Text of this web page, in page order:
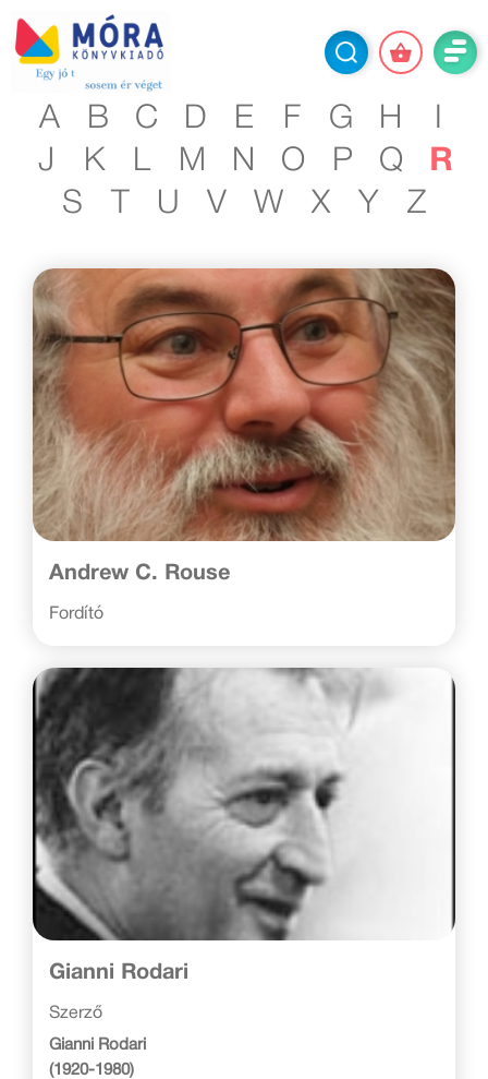
A B C D E F G H
J
K L M N O P Q
R
S
U V W X Y Z
Andrew C. Rouse
Fordító
Gianni Rodari
Szerző
Gianni Rodari
(1920-1980)